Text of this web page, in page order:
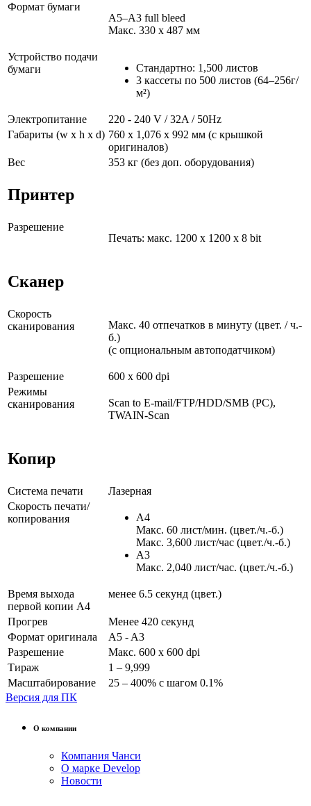
Формат бумаги
A5–A3 full bleed
Макс. 330 x 487 мм
Устройство подачи
бумаги
Стандартно: 1,500 листов
3 кассеты по 500 листов (64–256г/
м²)
Электропитание
220 - 240 V / 32A / 50Hz
Габариты (w x h x d) 760 x 1,076 x 992 мм (с крышкой
оригиналов)
Вес
353 кг (без доп. оборудования)
Принтер
Разрешение
Печать: макс. 1200 x 1200 x 8 bit
Сканер
Скорость
сканирования
Макс. 40 отпечатков в минуту (цвет. / ч.-
б.)
(с опциональным автоподатчиком)
Разрешение
600 x 600 dpi
Режимы
сканирования
Scan to E-mail/FTP/HDD/SMB (PC),
TWAIN-Scan
Копир
Система печати
Лазерная
Скорость печати/
копирования
A4
Макс. 60 лист/мин. (цвет./ч.-б.)
Макс. 3,600 лист/час (цвет./ч.-б.)
A3
Макс. 2,040 лист/час. (цвет./ч.-б.)
Время выхода
первой копии А4
менее 6.5 секунд (цвет.)
Прогрев
Менее 420 секунд
Формат оригинала
A5 - A3
Разрешение
Макс. 600 x 600 dpi
Тираж
1 – 9,999
Масштабирование
25 – 400% с шагом 0.1%
Версия для ПК
О компании
Компания Чанси
О марке Develop
Новости